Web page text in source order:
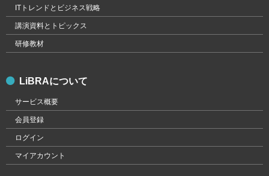
ITトレンドとビジネス戦略
講演資料とトピックス
研修教材
LiBRAについて
サービス概要
会員登録
ログイン
マイアカウント